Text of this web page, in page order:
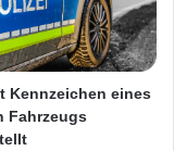
Kennzeichen eines
Fahrzeugs